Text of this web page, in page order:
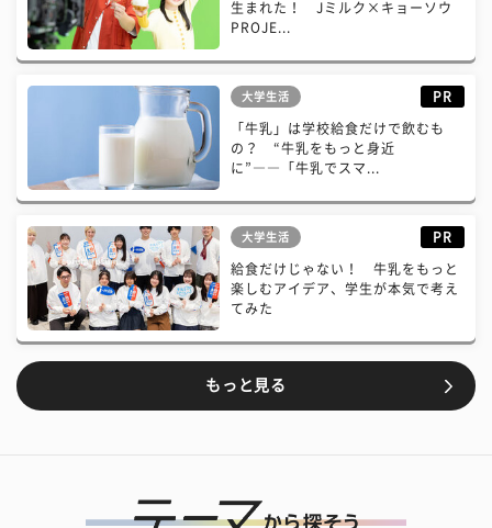
生まれた！ Jミルク×キョーソウ
PROJE...
大学生活 PR
「牛乳」は学校給食だけで飲むも
の？ “牛乳をもっと身近
に”――「牛乳でスマ...
大学生活 PR
給食だけじゃない！ 牛乳をもっと
楽しむアイデア、学生が本気で考え
てみた
もっと見る